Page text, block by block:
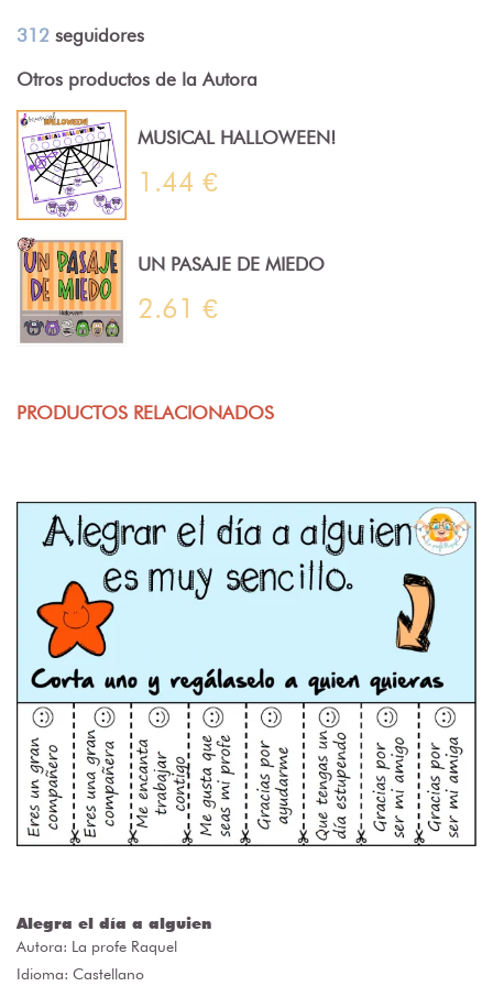
312 seguidores
Otros productos de la Autora
MUSICAL HALLOWEEN!
1.44 €
UN PASAJE DE MIEDO
2.61 €
PRODUCTOS RELACIONADOS
Alegra el día a alguien
Autora: La profe Raquel
Idioma: Castellano